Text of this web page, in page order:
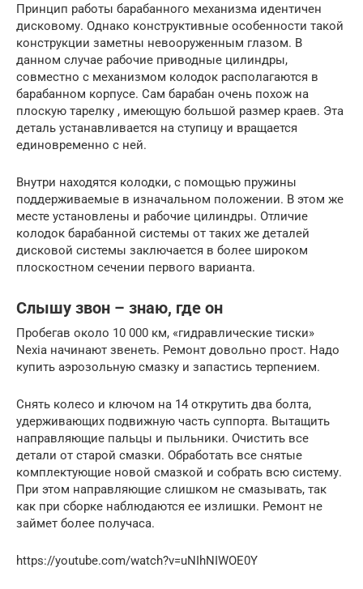
Принцип работы барабанного механизма идентичен
дисковому. Однако конструктивные особенности такой
конструкции заметны невооруженным глазом. В
данном случае рабочие приводные цилиндры,
совместно с механизмом колодок располагаются в
барабанном корпусе. Сам барабан очень похож на
плоскую тарелку , имеющую большой размер краев. Эта
деталь устанавливается на ступицу и вращается
единовременно с ней.
Внутри находятся колодки, с помощью пружины
поддерживаемые в изначальном положении. В этом же
месте установлены и рабочие цилиндры. Отличие
колодок барабанной системы от таких же деталей
дисковой системы заключается в более широком
плоскостном сечении первого варианта.
Слышу звон – знаю, где он
Пробегав около 10 000 км, «гидравлические тиски»
Nexia начинают звенеть. Ремонт довольно прост. Надо
купить аэрозольную смазку и запастись терпением.
Снять колесо и ключом на 14 открутить два болта,
удерживающих подвижную часть суппорта. Вытащить
направляющие пальцы и пыльники. Очистить все
детали от старой смазки. Обработать все снятые
комплектующие новой смазкой и собрать всю систему.
При этом направляющие слишком не смазывать, так
как при сборке наблюдаются ее излишки. Ремонт не
займет более получаса.
https://youtube.com/watch?v=uNIhNIWOE0Y